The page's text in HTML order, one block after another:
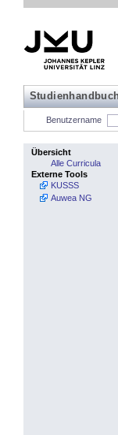
Benutzername
Übersicht
Alle Curricula
Externe Tools
KUSSS
Auwea NG